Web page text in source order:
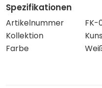
Spezifikationen
Artikelnummer
FK-
Kollektion
Farbe